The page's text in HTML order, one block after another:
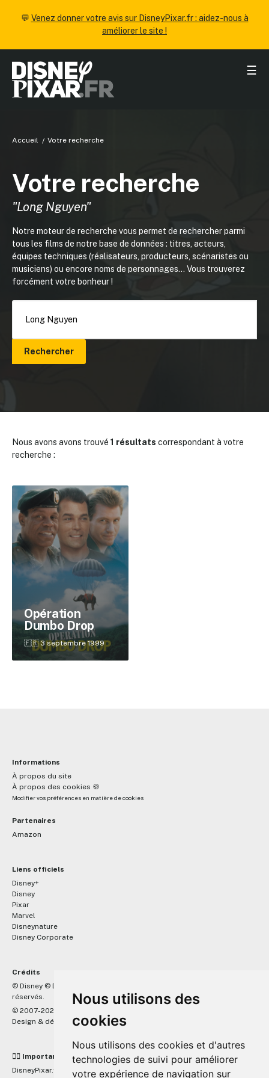
Nous utilisons des
cookies
Nous utilisons des cookies et d'autres
technologies de suivi pour améliorer
votre expérience de navigation sur
💬 Venez donner votre avis sur DisneyPixar.fr : aidez-nous à
améliorer le site !
☰
Accueil Votre recherche
Votre recherche
"Long Nguyen"
Notre moteur de recherche vous permet de rechercher parmi
tous les films de notre base de données : titres, acteurs,
équipes techniques (réalisateurs, producteurs, scénaristes ou
musiciens) ou encore noms de personnages... Vous trouverez
forcément votre bonheur !
Rechercher
Nous avons avons trouvé 1 résultats correspondant à votre
recherche :
Opération
Dumbo Drop
🇫🇷 3 septembre 1999
Informations
À propos du site
À propos des cookies 🍪
Modifier vos préférences en matière de cookies
Partenaires
Amazon
Liens officiels
Disney+
Disney
Pixar
Marvel
Disneynature
Disney Corporate
Crédits
© Disney © Disney/Pixar © &
réservés.
© 2007-2026 DisneyPixar.fr
Design & développement : MonsieurPaul
☝🏼 Important
DisneyPixar.fr est un site indépendant et n'est en aucun cas lié de
✕